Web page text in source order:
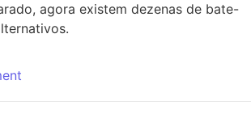
agora existem dezenas de bate-